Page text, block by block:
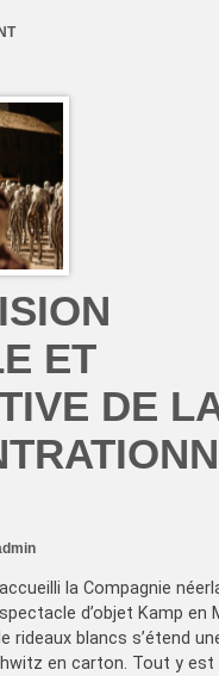
ET
DE
la Compagnie
d’objet Kamp en
rideaux blancs s’étend
en carton. Tout y est